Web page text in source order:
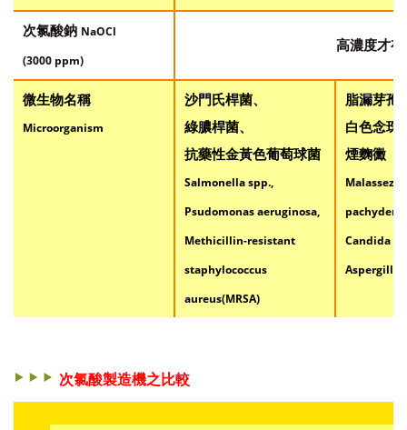
次氯酸鈉 NaOCl
(3000 ppm)
高濃度才
微生物名稱
Microorganism
沙門氏桿菌、
綠膿桿菌、
抗藥性金黃色葡萄球菌
Salmonellaspp.,
Psudomonas aeruginosa,
Methicillin-resistant
staphylococcus
aureus(MRSA)
脂漏芽孢
白色念珠
煙麴黴
Malassezia
Candida
次氯酸製造機之比較